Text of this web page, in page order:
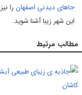
جاهای دیدنی اصفهان را
این شهر زیبا آشنا شوید.
مطالب مرتبط